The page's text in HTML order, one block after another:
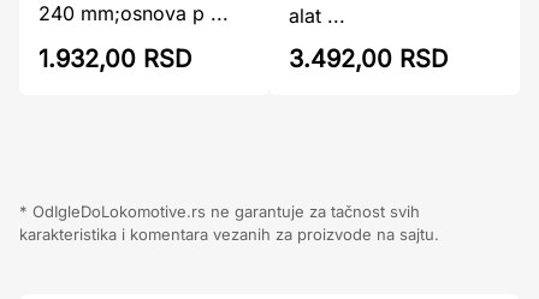
240 mm;osnova p ...
1.932,00 RSD
alat ...
3.492,00 RSD
* OdIgleDoLokomotive.rs ne garantuje za tačnost svih
karakteristika i komentara vezanih za proizvode na sajtu.